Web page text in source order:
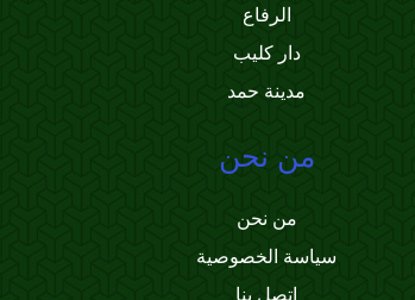
الرفاع
دار كليب
مدينة حمد
من نحن
من نحن
سياسة الخصوصية
اتصل بنا